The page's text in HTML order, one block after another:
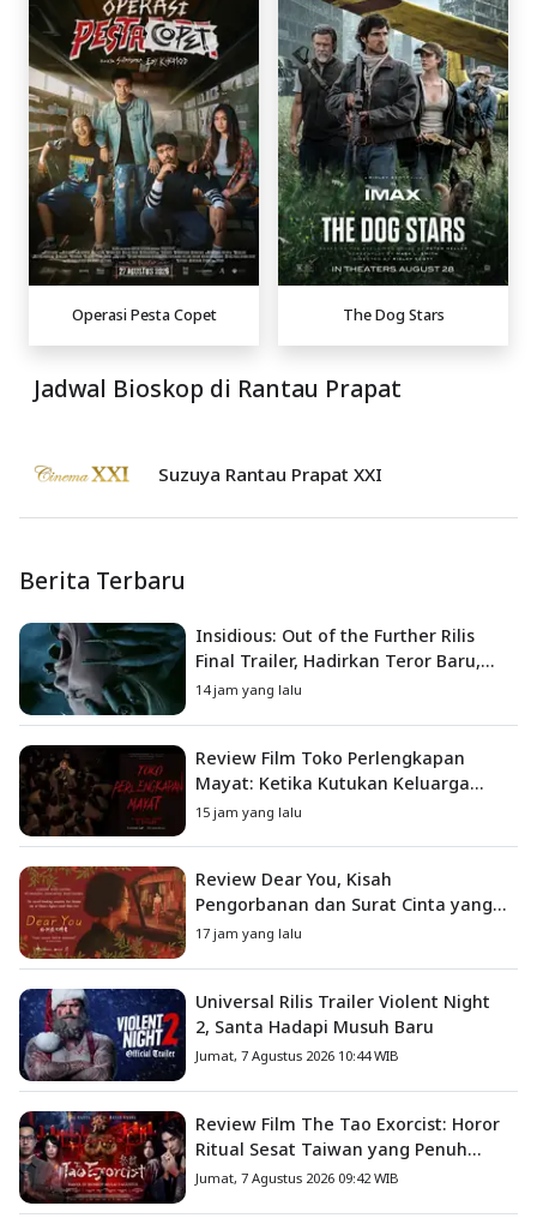
Operasi Pesta Copet The Dog Stars
Jadwal Bioskop di Rantau Prapat
Suzuya Rantau Prapat XXI
Berita Terbaru
Insidious: Out of the Further Rilis
Final Trailer, Hadirkan Teror Baru,
Iblis Kini Masuk ke Dunia Manusia
14 jam yang lalu
Review Film Toko Perlengkapan
Mayat: Ketika Kutukan Keluarga
Menjadi Sumber Teror yang
15 jam yang lalu
Review Dear You, Kisah
Pengorbanan dan Surat Cinta yang
Menyentuh Hati
17 jam yang lalu
Universal Rilis Trailer Violent Night
2, Santa Hadapi Musuh Baru
Jumat, 7 Agustus 2026 10:44 WIB
Review Film The Tao Exorcist: Horor
Ritual Sesat Taiwan yang Penuh
Misteri dan Teror Psikologis
Jumat, 7 Agustus 2026 09:42 WIB